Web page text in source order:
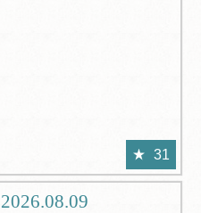
31
2026.08.09